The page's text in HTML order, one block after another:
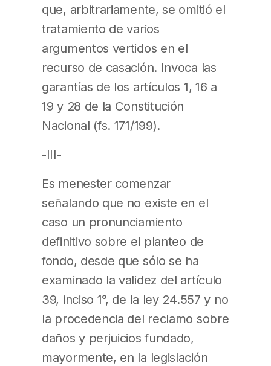
que, arbitrariamente, se omitió el
tratamiento de varios
argumentos vertidos en el
recurso de casación. Invoca las
garantías de los artículos 1, 16 a
19 y 28 de la Constitución
Nacional (fs. 171/199).
-III-
Es menester comenzar
señalando que no existe en el
caso un pronunciamiento
definitivo sobre el planteo de
fondo, desde que sólo se ha
examinado la validez del artículo
39, inciso 1°, de la ley 24.557 y no
la procedencia del reclamo sobre
daños y perjuicios fundado,
mayormente, en la legislación